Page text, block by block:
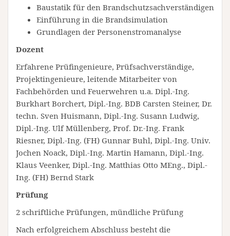
Baustatik für den Brandschutzsachverständigen
Einführung in die Brandsimulation
Grundlagen der Personenstromanalyse
Dozent
Erfahrene Prüfingenieure, Prüfsachverständige,
Projektingenieure, leitende Mitarbeiter von
Fachbehörden und Feuerwehren u.a. Dipl.-Ing.
Burkhart Borchert, Dipl.-Ing. BDB Carsten Steiner, Dr.
techn. Sven Huismann, Dipl.-Ing. Susann Ludwig,
Dipl.-Ing. Ulf Müllenberg, Prof. Dr.-Ing. Frank
Riesner, Dipl.-Ing. (FH) Gunnar Buhl, Dipl.-Ing. Univ.
Jochen Noack, Dipl.-Ing. Martin Hamann, Dipl.-Ing.
Klaus Veenker, Dipl.-Ing. Matthias Otto MEng., Dipl.-
Ing. (FH) Bernd Stark
Prüfung
2 schriftliche Prüfungen, mündliche Prüfung
Nach erfolgreichem Abschluss besteht die